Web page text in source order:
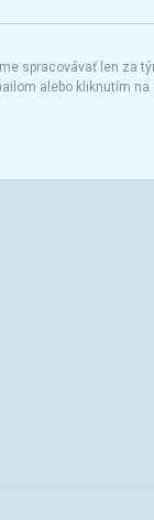
spracovávať len za
alebo kliknutím